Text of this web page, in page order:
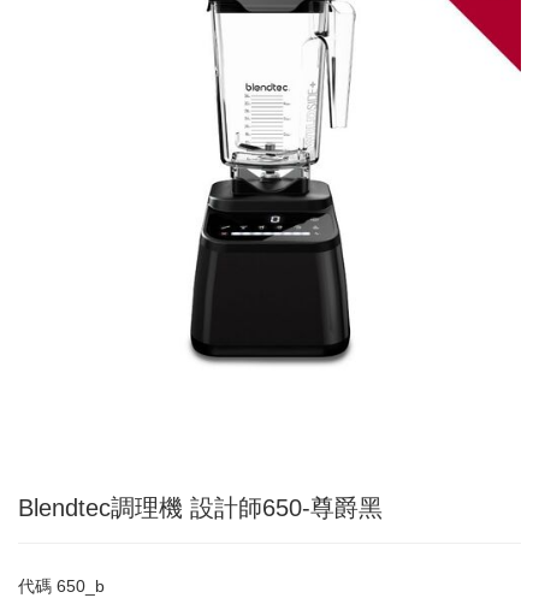
Blendtec調理機 設計師650-尊爵黑
代碼 650_b